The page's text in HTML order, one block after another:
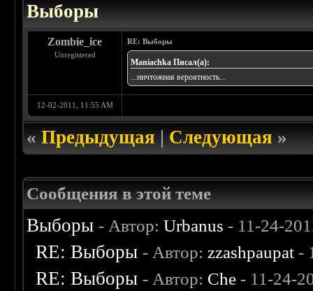
Выборы
Zombie_ice
Unregistered
RE: Выборы
Maniachka Писал(а):
...ничтожная вероятность...
12-02-2011, 11:55 AM
«Предыдущая|Следующая»
Сообщения в этой теме
Выборы - Автор:Urbanus - 11-24-
RE: Выборы - Автор: zzashpaupat -
RE: Выборы - Автор: Che - 11-24-